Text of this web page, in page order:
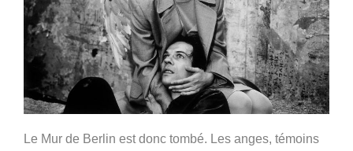
Le Mur de Berlin est donc tombé. Les anges, témoins